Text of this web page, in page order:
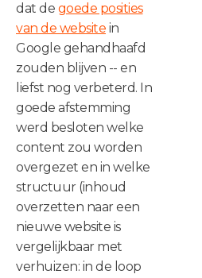
dat de goede posities
van de website in
Google gehandhaafd
zouden blijven -- en
liefst nog verbeterd. In
goede afstemming
werd besloten welke
content zou worden
overgezet en in welke
structuur (inhoud
overzetten naar een
nieuwe website is
vergelijkbaar met
verhuizen: in de loop